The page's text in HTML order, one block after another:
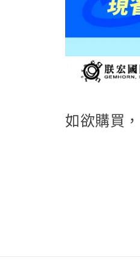
如欲購買，